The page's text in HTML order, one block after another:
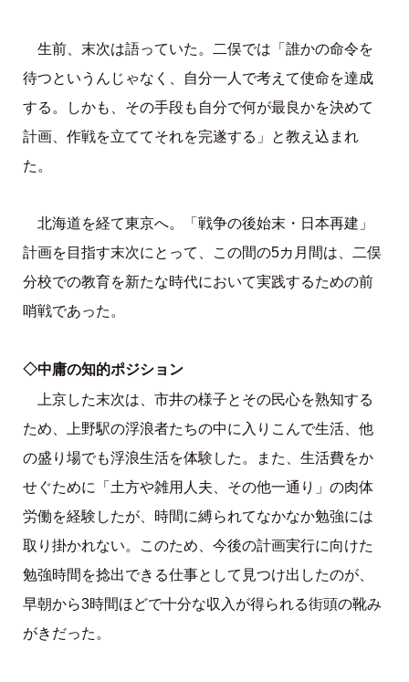
生前、末次は語っていた。二俣では「誰かの命令を
待つというんじゃなく、自分一人で考えて使命を達成
する。しかも、その手段も自分で何が最良かを決めて
計画、作戦を立ててそれを完遂する」と教え込まれ
た。
北海道を経て東京へ。「戦争の後始末・日本再建」
計画を目指す末次にとって、この間の5カ月間は、二俣
分校での教育を新たな時代において実践するための前
哨戦であった。
◇中庸の知的ポジション
上京した末次は、市井の様子とその民心を熟知する
ため、上野駅の浮浪者たちの中に入りこんで生活、他
の盛り場でも浮浪生活を体験した。また、生活費をか
せぐために「土方や雑用人夫、その他一通り」の肉体
労働を経験したが、時間に縛られてなかなか勉強には
取り掛かれない。このため、今後の計画実行に向けた
勉強時間を捻出できる仕事として見つけ出したのが、
早朝から3時間ほどで十分な収入が得られる街頭の靴み
がきだった。